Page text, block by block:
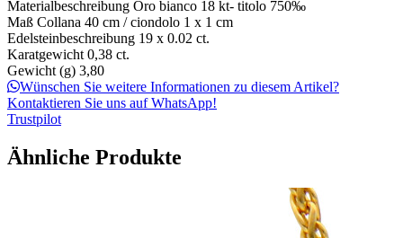
Materialbeschreibung Oro bianco 18 kt- titolo 750‰
Maß Collana 40 cm / ciondolo 1 x 1 cm
Edelsteinbeschreibung 19 x 0.02 ct.
Karatgewicht 0,38 ct.
Gewicht (g) 3,80
Wünschen Sie weitere Informationen zu diesem Artikel?
Kontaktieren Sie uns auf WhatsApp!
Trustpilot
Ähnliche Produkte